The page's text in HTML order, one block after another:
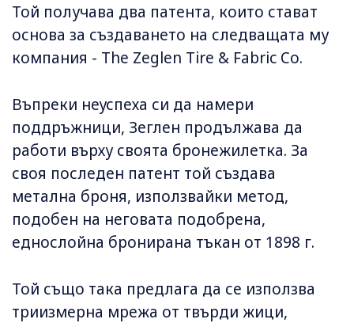
Той получава два патента, които стават
основа за създаването на следващата му
компания - The Zeglen Tire & Fabric Co.
Въпреки неуспеха си да намери
поддръжници, Зеглен продължава да
работи върху своята бронежилетка. За
своя последен патент той създава
метална броня, използвайки метод,
подобен на неговата подобрена,
еднослойна бронирана тъкан от 1898 г.
Той също така предлага да се използва
триизмерна мрежа от твърди жици,